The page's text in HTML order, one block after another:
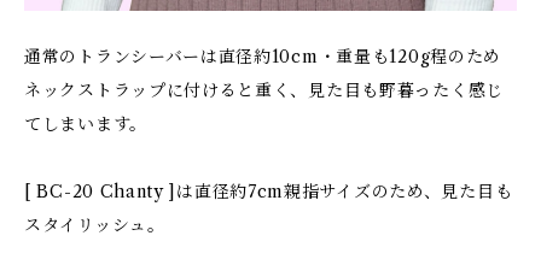
通常のトランシーバーは直径約10cm・重量も120g程のため
ネックストラップに付けると重く、見た目も野暮ったく感じ
てしまいます。
[ BC-20 Chanty ]は直径約7cm親指サイズのため、見た目も
スタイリッシュ。